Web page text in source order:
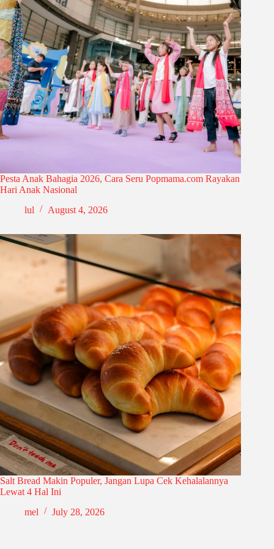
Pesta Anak Bahagia 2026, Cara Seru Popmama.com Rayakan
Hari Anak Nasional
lul
August 4, 2026
Salt Bread Makin Populer, Jangan Lupa Cek Kehalalannya
Lewat 4 Hal Ini
mel
July 28, 2026